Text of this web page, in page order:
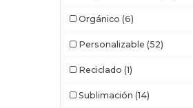
Orgánico (6)
Personalizable (52)
Reciclado (1)
Sublimación (14)